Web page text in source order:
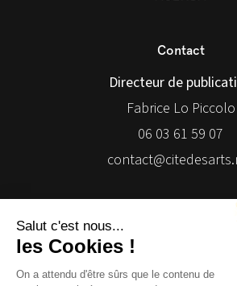
Contact
Directeur de
Fabrice Lo Piccolo
06 03 61 59 07